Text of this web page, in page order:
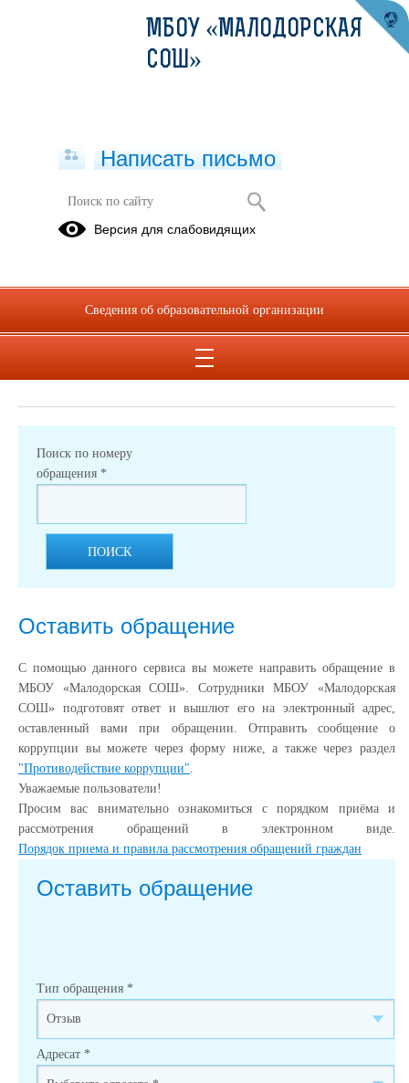
Обращения граждан
режиме при подаче обращения через электронную форму. Номер
обращения отправляется на электронный адрес, который вы
указывали при подаче обращения в электронной форме.
Поиск по номеру
обращения *
ПОИСК
Оставить обращение
С помощью данного сервиса вы можете направить обращение в
МБОУ «Малодорская СОШ». Сотрудники МБОУ «Малодорская
СОШ» подготовят ответ и вышлют его на электронный адрес,
оставленный вами при обращении. Отправить сообщение о
коррупции вы можете через форму ниже, а также через раздел
"Противодействие коррупции".
Уважаемые пользователи!
Просим вас внимательно ознакомиться с порядком приёма и
рассмотрения обращений в электронном виде.
Порядок приема и правила рассмотрения обращений граждан
Оставить обращение
Тип обращения *
Адресат *
МБОУ «МАЛОДОРСКАЯ
СОШ»
Написать письмо
Версия для слабовидящих
Сведения об образовательной организации